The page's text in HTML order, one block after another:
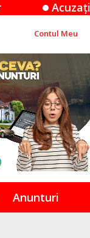
Acuzațiile
Contul Meu
Anunturi